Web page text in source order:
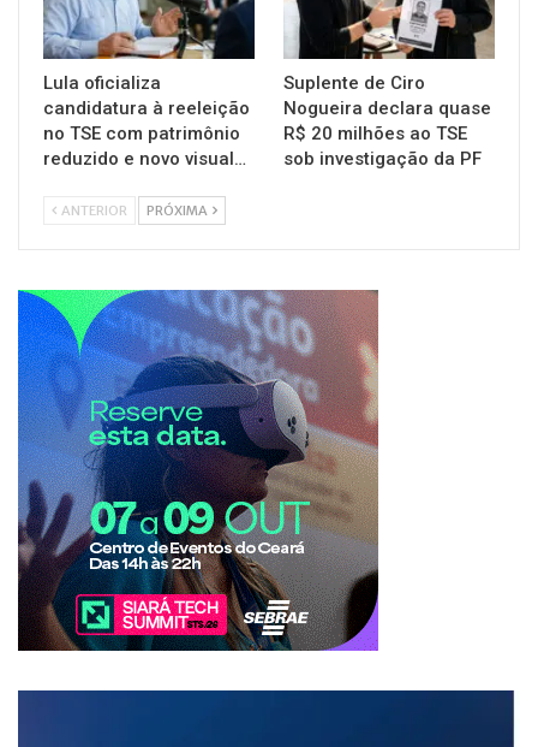
Lula oficializa
candidatura à reeleição
no TSE com patrimônio
reduzido e novo visual…
Suplente de Ciro
Nogueira declara quase
R$ 20 milhões ao TSE
sob investigação da PF
ANTERIOR PRÓXIMA